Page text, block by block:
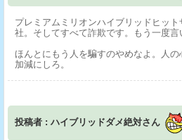
プレミアムミリオンハイブリッドヒッ
社。そしてすべて詐欺です。もう一度言
ほんとにもう人を騙すのやめなよ。人
加減にしろ。
投稿者 : ハイブリッドダメ絶対さん